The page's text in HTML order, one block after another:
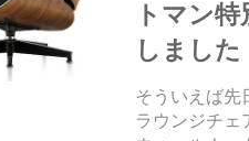
トマン
しました
そういえば先
ラウンジチェ